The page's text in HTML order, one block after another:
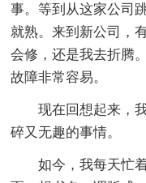
事。等到从这家公司
就熟。来到新公司，
会修，还是我去折腾
故障非常容易。
现在回想起来，我
碎又无趣的事情。
如今，我每天忙着